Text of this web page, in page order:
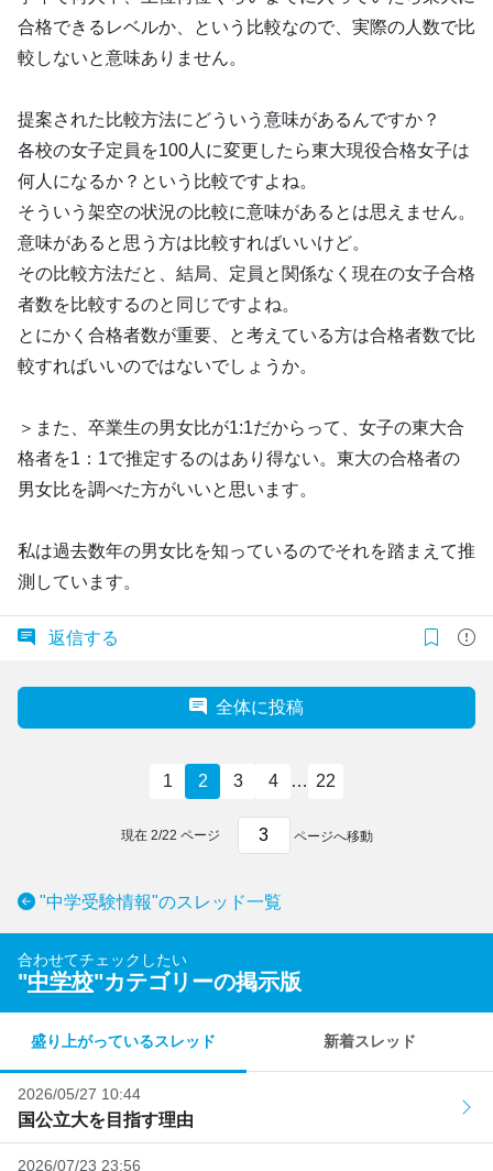
合格できるレベルか、という比較なので、実際の人数で比
較しないと意味ありません。
提案された比較方法にどういう意味があるんですか？
各校の女子定員を100人に変更したら東大現役合格女子は
何人になるか？という比較ですよね。
そういう架空の状況の比較に意味があるとは思えません。
意味があると思う方は比較すればいいけど。
その比較方法だと、結局、定員と関係なく現在の女子合格
者数を比較するのと同じですよね。
とにかく合格者数が重要、と考えている方は合格者数で比
較すればいいのではないでしょうか。
＞また、卒業生の男女比が1:1だからって、女子の東大合
格者を1：1で推定するのはあり得ない。東大の合格者の
男女比を調べた方がいいと思います。
私は過去数年の男女比を知っているのでそれを踏まえて推
測しています。
返信する
全体に投稿
1 2 3 4 … 22
現在 2/22 ページ ページへ移動
"中学受験情報"のスレッド一覧
合わせてチェックしたい
"中学校"カテゴリーの掲示版
盛り上がっているスレッド 新着スレッド
2026/05/27 10:44
国公立大を目指す理由
2026/07/23 23:56